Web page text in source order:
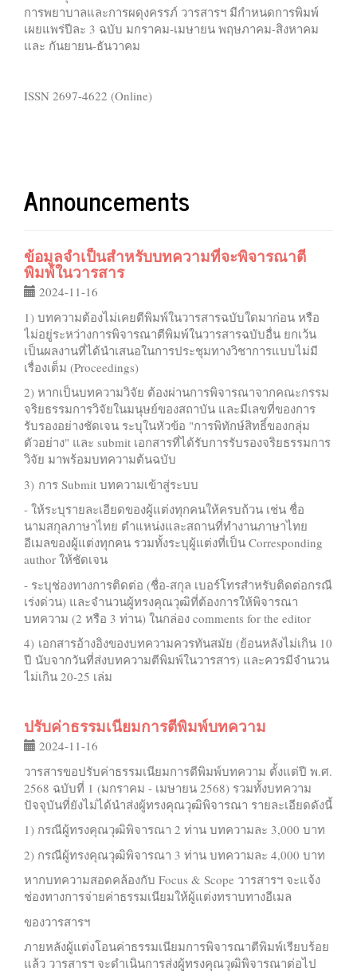
การพยาบาลและการผดุงครรภ์ วารสารฯ มีกำหนดการพิมพ์
เผยแพร่ปีละ 3 ฉบับ มกราคม-เมษายน พฤษภาคม-สิงหาคม
และ กันยายน-ธันวาคม
ISSN 2697-4622 (Online)
Announcements
ข้อมูลจำเป็นสำหรับบทความที่จะพิจารณาตี
พิมพ์ในวารสาร
2024-11-16
1) บทความต้องไม่เคยตีพิมพ์ในวารสารฉบับใดมาก่อน หรือ
ไม่อยู่ระหว่างการพิจารณาตีพิมพ์ในวารสารฉบับอื่น ยกเว้น
เป็นผลงานที่ได้นำเสนอในการประชุมทางวิชาการแบบไม่มี
เรื่องเต็ม (Proceedings)
2) หากเป็นบทความวิจัย ต้องผ่านการพิจารณาจากคณะกรรม
จริยธรรมการวิจัยในมนุษย์ของสถาบัน และมีเลขที่ของการ
รับรองอย่างชัดเจน ระบุในหัวข้อ "การพิทักษ์สิทธิ์ของกลุ่ม
ตัวอย่าง" และ submit เอกสารที่ได้รับการรับรองจริยธรรมการ
วิจัย มาพร้อมบทความต้นฉบับ
3) การ Submit บทความเข้าสู่ระบบ
- ให้ระบุรายละเอียดของผู้แต่งทุกคนให้ครบถ้วน เช่น ชื่อ
นามสกุลภาษาไทย ตำแหน่งและสถานที่ทำงานภาษาไทย
อีเมลของผู้แต่งทุกคน รวมทั้งระบุผู้แต่งที่เป็น Corresponding
author ให้ชัดเจน
- ระบุช่องทางการติดต่อ (ชื่อ-สกุล เบอร์โทรสำหรับติดต่อกรณี
เร่งด่วน) และจำนวนผู้ทรงคุณวุฒิที่ต้องการให้พิจารณา
บทความ (2 หรือ 3 ท่าน) ในกล่อง comments for the editor
4) เอกสารอ้างอิงของบทความควรทันสมัย (ย้อนหลังไม่เกิน 10
ปี นับจากวันที่ส่งบทความตีพิมพ์ในวารสาร) และควรมีจำนวน
ไม่เกิน 20-25 เล่ม
ปรับค่าธรรมเนียมการตีพิมพ์บทความ
2024-11-16
วารสารขอปรับค่าธรรมเนียมการตีพิมพ์บทความ ตั้งแต่ปี พ.ศ.
2568 ฉบับที่ 1 (มกราคม - เมษายน 2568) รวมทั้งบทความ
ปัจจุบันที่ยังไม่ได้นำส่งผู้ทรงคุณวุฒิพิจารณา รายละเอียดดังนี้
1) กรณีผู้ทรงคุณวุฒิพิจารณา 2 ท่าน บทความละ 3,000 บาท
2) กรณีผู้ทรงคุณวุฒิพิจารณา 3 ท่าน บทความละ 4,000 บาท
หากบทความสอดคล้องกับ Focus & Scope วารสารฯ จะแจ้ง
ช่องทางการจ่ายค่าธรรมเนียมให้ผู้แต่งทราบทางอีเมล
ของวารสารฯ
ภายหลังผู้แต่งโอนค่าธรรมเนียมการพิจารณาตีพิมพ์เรียบร้อย
แล้ว วารสารฯ จะดำเนินการส่งผู้ทรงคุณวุฒิพิจารณาต่อไป